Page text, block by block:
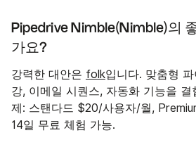
Pipedrive Nimble(Nimble)의
가요?
강력한 대안은 folk입니다. 맞춤형
강, 이메일 시퀀스, 자동화 기능을
제: 스탠다드 $20/사용자/월,
14일 무료 체험 가능.